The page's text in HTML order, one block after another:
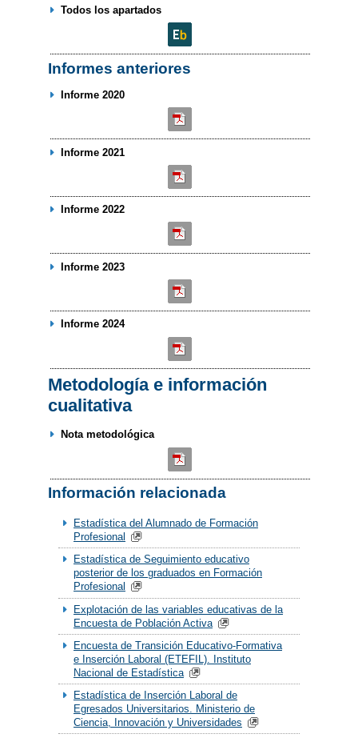
Todos los apartados
Informes anteriores
Informe 2020
Informe 2021
Informe 2022
Informe 2023
Informe 2024
Metodología e información
cualitativa
Nota metodológica
Información relacionada
Estadística del Alumnado de Formación
Profesional
Estadística de Seguimiento educativo
posterior de los graduados en Formación
Profesional
Explotación de las variables educativas de la
Encuesta de Población Activa
Encuesta de Transición Educativo-Formativa
e Inserción Laboral (ETEFIL). Instituto
Nacional de Estadística
Estadística de Inserción Laboral de
Egresados Universitarios. Ministerio de
Ciencia, Innovación y Universidades